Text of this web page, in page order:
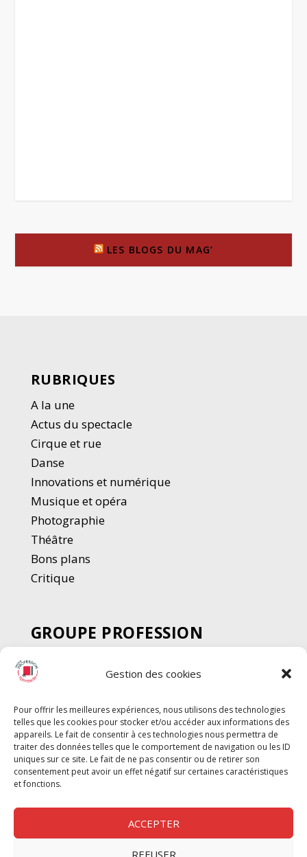
Gestion des cookies
Pour offrir les meilleures expériences, nous utilisons des technologies
telles que les cookies pour stocker et/ou accéder aux informations des
appareils. Le fait de consentir à ces technologies nous permettra de
traiter des données telles que le comportement de navigation ou les ID
uniques sur ce site. Le fait de ne pas consentir ou de retirer son
consentement peut avoir un effet négatif sur certaines caractéristiques
et fonctions.
ACCEPTER
REFUSER
LES BLOGS DU MAG’
RUBRIQUES
A la une
Actus du spectacle
Cirque et rue
Danse
Innovations et numérique
Musique et opéra
Photographie
Théâtre
Bons plans
Critique
GROUPE PROFESSION
SPECTACLE
Chèque Intermittents
Chèque Compta
Chèque Emploi Spectacle
G-Pods
Profession Audio-visuel